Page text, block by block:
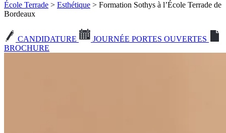
École Terrade > Esthétique > Formation Sothys à l’École Terrade de
Bordeaux
CANDIDATURE
JOURNÉE PORTES OUVERTES
BROCHURE